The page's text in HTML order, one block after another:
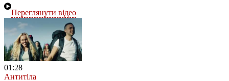
Переглянути відео
01:28
Антитіла